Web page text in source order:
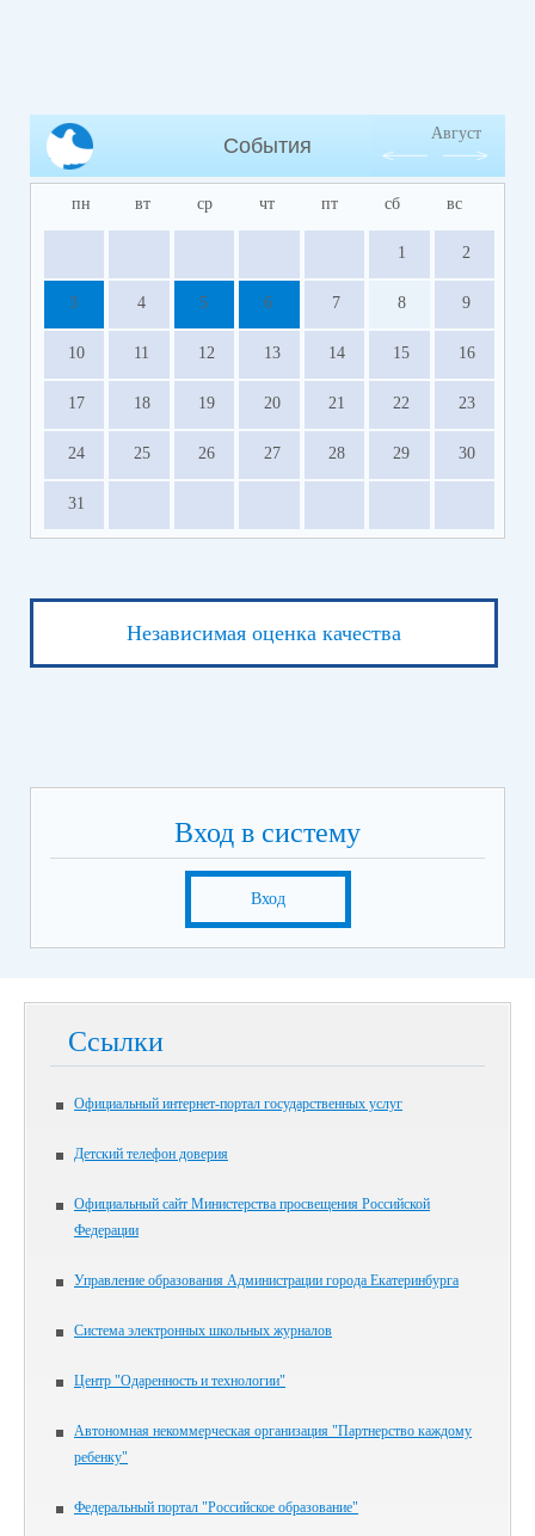
События
Август
пн вт ср чт пт сб вс
1 2
3 4 5 6 7 8 9
10 11 12 13 14 15 16
17 18 19 20 21 22 23
24 25 26 27 28 29 30
31
Независимая оценка качества
Вход в систему
Вход
Ссылки
Официальный интернет-портал государственных услуг
Детский телефон доверия
Официальный сайт Министерства просвещения Российской
Федерации
Управление образования Администрации города Екатеринбурга
Система электронных школьных журналов
Центр "Одаренность и технологии"
Автономная некоммерческая организация "Партнерство каждому
ребенку"
Федеральный портал "Российское образование"